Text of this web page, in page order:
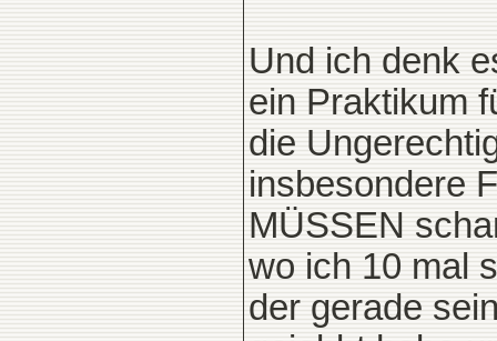
Und ich denk
ein Praktikum
die
insbesondere
MÜSSEN
wo ich 10 mal
der gerade